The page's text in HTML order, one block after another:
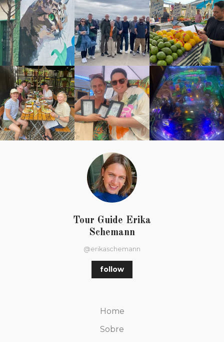
Tour Guide Erika
Schemann
@erikaschemann
follow
Home
Sobre